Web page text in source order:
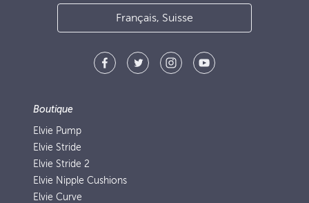
Français, Suisse
Boutique
Elvie Pump
Elvie Stride
Elvie Stride 2
Elvie Nipple Cushions
Elvie Curve